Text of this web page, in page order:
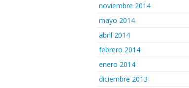
noviembre 2014
mayo 2014
abril 2014
febrero 2014
enero 2014
diciembre 2013